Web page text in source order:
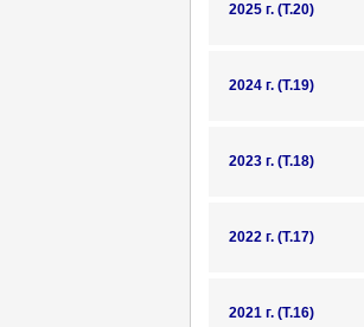
2025 г. (Т.20)
2024 г. (Т.19)
2023 г. (Т.18)
2022 г. (Т.17)
2021 г. (Т.16)